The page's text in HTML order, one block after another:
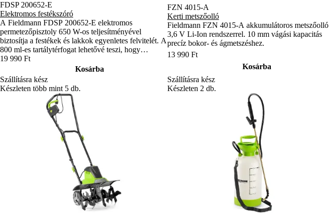
FDSP 200652-E
Elektromos festékszóró
A Fieldmann FDSP 200652-E elektromos
permetezőpisztoly 650 W-os teljesítményével
biztosítja a festékek és lakkok egyenletes felvitelét. A
800 ml-es tartálytérfogat lehetővé teszi, hogy
hosszabb ideig dolgozzon újratöltés nélkül.
Rugalmas tömlők és ergonomikus fogantyú
kényelmes kezelhetőséget biztosítanak.
19 990 Ft
Kosárba
Szállításra kész
Készleten több mint 5 db.
FZN 4015-A
Kerti metszőolló
Fieldmann FZN 4015-A akkumulátoros metszőolló
3,6 V Li-Ion rendszerrel. 10 mm vágási kapacitás
precíz bokor- és ágmetszéshez.
13 990 Ft
Kosárba
Szállításra kész
Készleten 2 db.